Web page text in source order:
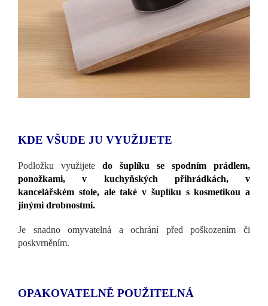
KDE VŠUDE JU VYUŽIJETE
Podložku využijete do šuplíku se spodním prádlem,
ponožkami, v kuchyňských přihrádkách, v
kancelářském stole, ale také v šuplíku s kosmetikou a
jinými drobnostmi.
Je snadno omyvatelná a ochrání před poškozením či
poskvrněním.
OPAKOVATELNĚ POUŽITELNÁ